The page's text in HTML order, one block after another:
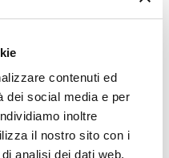
contenuti ed
dei social media e per
inoltre
il nostro sito con i
analisi dei dati web,
Queste
un esempio
(CSA).
dell’agricoltura